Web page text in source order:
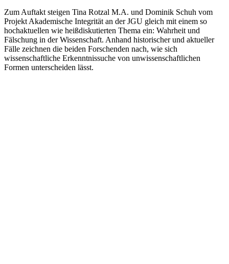
Zum Auftakt steigen Tina Rotzal M.A. und Dominik Schuh vom
Projekt Akademische Integrität an der JGU gleich mit einem so
hochaktuellen wie heißdiskutierten Thema ein: Wahrheit und
Fälschung in der Wissenschaft. Anhand historischer und aktueller
Fälle zeichnen die beiden Forschenden nach, wie sich
wissenschaftliche Erkenntnissuche von unwissenschaftlichen
Formen unterscheiden lässt.